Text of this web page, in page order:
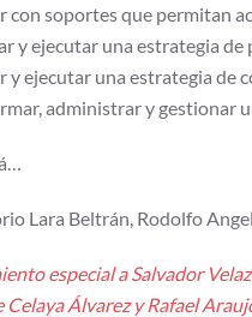
con soportes que permitan
y ejecutar una estrategia
y ejecutar una estrategia de
administrar y gestionar
Lara Beltrán, Rodolfo
especial a Salvador
Celaya Álvarez y Rafael